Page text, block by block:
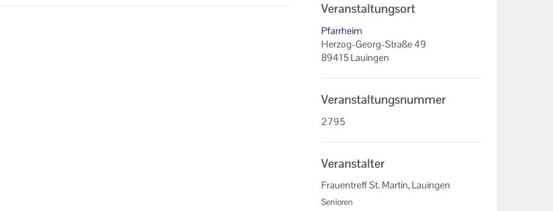
Veranstaltungsort
Pfarrheim
Herzog-Georg-Straße 49
89415 Lauingen
Veranstaltungsnummer
2795
Veranstalter
Frauentreff St. Martin, Lauingen
Senioren